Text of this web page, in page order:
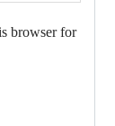
browser for